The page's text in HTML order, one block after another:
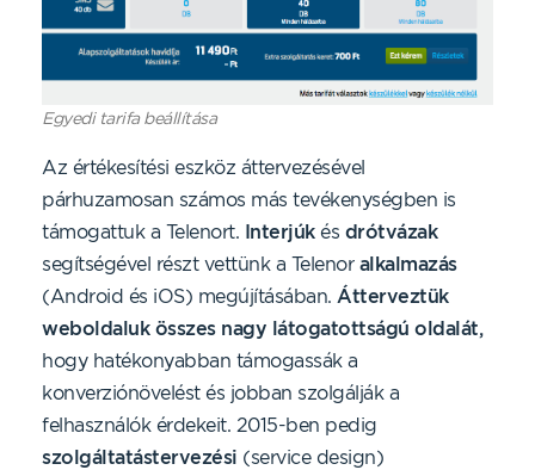
Egyedi tarifa beállítása
Az értékesítési eszköz áttervezésével
párhuzamosan számos más tevékenységben is
támogattuk a Telenort. Interjúkés drótvázak
segítségével részt vettünk a Telenor alkalmazás
(Android és iOS) megújításában. Átterveztük
weboldaluk összes nagy látogatottságú oldalát,
hogy hatékonyabban támogassák a
konverziónövelést és jobban szolgálják a
felhasználók érdekeit. 2015-ben pedig
szolgáltatástervezési (service design)